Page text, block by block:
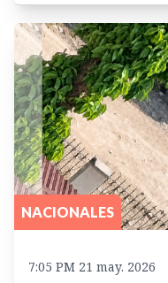
NACIONALES
7:05 PM 21 may. 2026